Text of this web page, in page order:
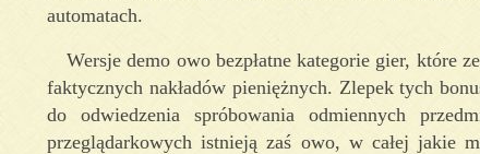
automatach.
Wersje demo owo bezpłatne kategorie gier, które
faktycznych nakładów pieniężnych. Zlepek tych
do odwiedzenia spróbowania odmiennych
przeglądarkowych istnieją zaś owo, w całej jakie